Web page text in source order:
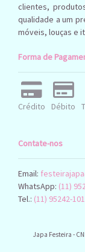
Celeiro
Cesta De
Chaleira
Cilios
Controle
Metalizada
Cubomdf
Display
Display Minnie
Pikachu
Display
Estrela
clientes,
qualidade a um
móveis, louças e
Forma de
Crédito Débito
Contate-nos
Email:
WhatsApp: (11)
Tel.: (11) 95242-
Japa Festeira -